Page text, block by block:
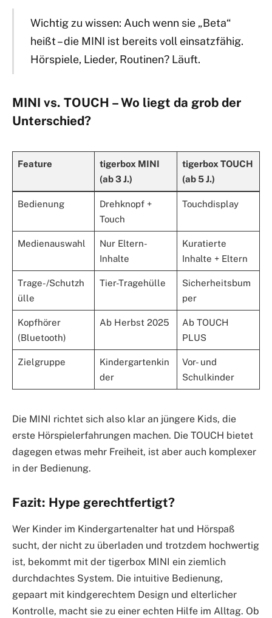
Wichtig zu wissen: Auch wenn sie „Beta“
heißt – die MINI ist bereits voll einsatzfähig.
Hörspiele, Lieder, Routinen? Läuft.
MINI vs. TOUCH – Wo liegt da grob der
Unterschied?
Feature
tigerbox MINI
(ab 3 J.)
tigerbox TOUCH
(ab 5 J.)
Bedienung
Drehknopf +
Touch
Touchdisplay
Medienauswahl
Nur Eltern-
Inhalte
Kuratierte
Inhalte + Eltern
Trage-/Schutzh
ülle
Tier-Tragehülle
Sicherheitsbum
per
Kopfhörer
(Bluetooth)
Ab Herbst 2025
Ab TOUCH
PLUS
Zielgruppe
Kindergartenkin
der
Vor- und
Schulkinder
Die MINI richtet sich also klar an jüngere Kids, die
erste Hörspielerfahrungen machen. Die TOUCH bietet
dagegen etwas mehr Freiheit, ist aber auch komplexer
in der Bedienung.
Fazit: Hype gerechtfertigt?
Wer Kinder im Kindergartenalter hat und Hörspaß
sucht, der nicht zu überladen und trotzdem hochwertig
ist, bekommt mit der tigerbox MINI ein ziemlich
durchdachtes System. Die intuitive Bedienung,
gepaart mit kindgerechtem Design und elterlicher
Kontrolle, macht sie zu einer echten Hilfe im Alltag. Ob